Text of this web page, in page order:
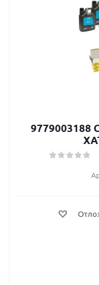
9779003188